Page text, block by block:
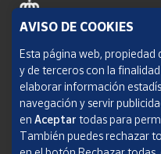
Política de cookies
Aviso legal
Condiciones del servicio
Política de Privacidad Web
AVISO DE COOKIES
Esta página web, propiedad
y de terceros con la
elaborar información
navegación y servir
en Aceptar todas para
También puedes rechazar